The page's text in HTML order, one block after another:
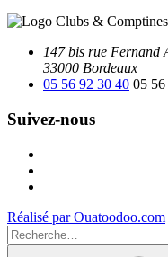
147 bis rue Fernand
33000 Bordeaux
05 56 92 30 40 05
Suivez-nous
Réalisé par Ouatoodoo.com
Recherche
pour